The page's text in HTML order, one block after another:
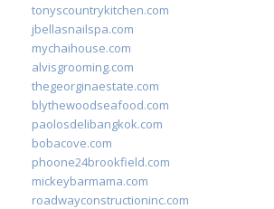
tonyscountrykitchen.com
jbellasnailspa.com
mychaihouse.com
alvisgrooming.com
thegeorginaestate.com
blythewoodseafood.com
paolosdelibangkok.com
bobacove.com
phoone24brookfield.com
mickeybarmama.com
roadwayconstructioninc.com